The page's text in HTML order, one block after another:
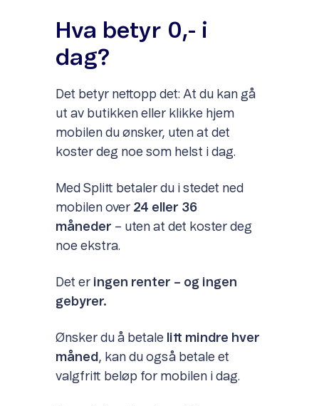
Hva betyr 0,- i
dag?
Det betyr nettopp det: At du kan gå
ut av butikken eller klikke hjem
mobilen du ønsker, uten at det
koster deg noe som helst i dag.
Med Splitt betaler du i stedet ned
mobilen over 24 eller 36
måneder – uten at det koster deg
noe ekstra.
Det er ingen renter – og ingen
gebyrer.
Ønsker du å betale litt mindre hver
måned, kan du også betale et
valgfritt beløp for mobilen i dag.